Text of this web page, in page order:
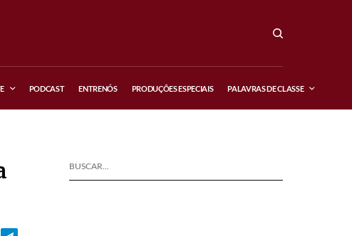
PODCAST ENTRENÓS PRODUÇÕES ESPECIAIS PALAVRAS DE CLASSE